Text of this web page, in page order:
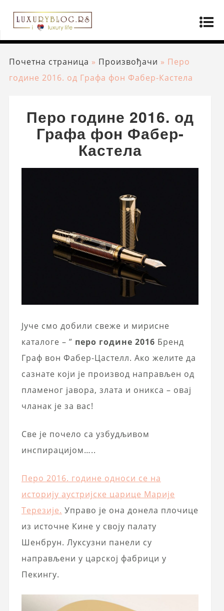
Почетна страница » Произвођачи » Перо
године 2016. од Графа фон Фабер-Кастела
Перо године 2016. од
Графа фон Фабер-
Кастела
Јуче смо добили свеже и мирисне
каталоге – ” перо године 2016 Бренд
Граф вон Фабер-Цастелл. Ако желите да
сазнате који је производ направљен од
пламеног јавора, злата и оникса – овај
чланак је за вас!
Све је почело са узбудљивом
инспирацијом…..
Перо 2016. године односи се на
историју аустријске царице Марије
Терезије. Управо је она донела плочице
из источне Кине у своју палату
Шенбрун. Луксузни панели су
направљени у царској фабрици у
Пекингу.